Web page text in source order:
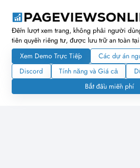
Đếm lượt xem trang, không phải người
tiên quyền riêng tư, được lưu trữ an toàn
Xem Demo Trực Tiếp
Các dự án
Discord
Tính năng và Giá cả
Bắt đầu miễn phí